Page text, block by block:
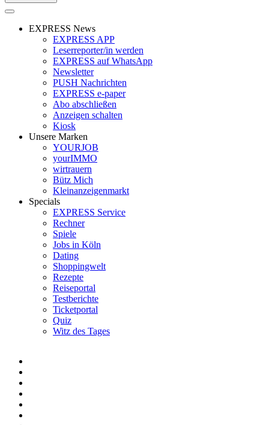
EXPRESS News
EXPRESS APP
Leserreporter/in werden
EXPRESS auf WhatsApp
Newsletter
PUSH Nachrichten
EXPRESS e-paper
Abo abschließen
Anzeigen schalten
Kiosk
Unsere Marken
YOURJOB
yourIMMO
wirtrauern
Bütz Mich
Kleinanzeigenmarkt
Specials
EXPRESS Service
Rechner
Spiele
Jobs in Köln
Dating
Shoppingwelt
Rezepte
Reiseportal
Testberichte
Ticketportal
Quiz
Witz des Tages